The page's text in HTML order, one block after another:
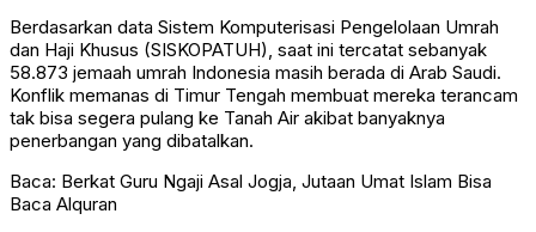
Berdasarkan data Sistem Komputerisasi Pengelolaan Umrah
dan Haji Khusus (SISKOPATUH), saat ini tercatat sebanyak
58.873 jemaah umrah Indonesia masih berada di Arab Saudi.
Konflik memanas di Timur Tengah membuat mereka terancam
tak bisa segera pulang ke Tanah Air akibat banyaknya
penerbangan yang dibatalkan.
Baca: Berkat Guru Ngaji Asal Jogja, Jutaan Umat Islam Bisa
Baca Alquran